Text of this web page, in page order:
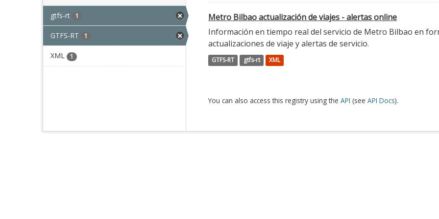
gtfs-rt 1
GTFS-RT 1
XML 1
Metro Bilbao actualización de viajes - alertas online
Información en tiempo real del servicio de Metro Bilbao en
actualizaciones de viaje y alertas de servicio.
GTFS-RT gtfs-rt XML
You can also access this registry using the API (see API Docs).